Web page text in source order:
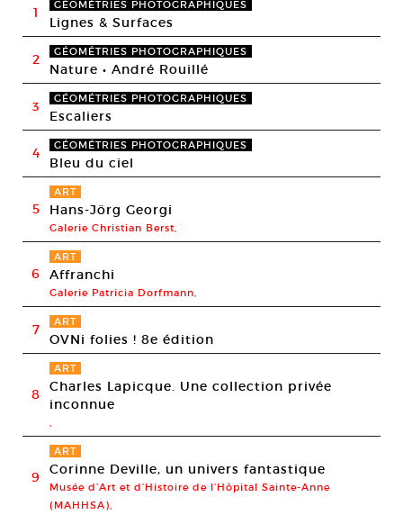
1 GÉOMÉTRIES PHOTOGRAPHIQUES
Lignes & Surfaces
2 GÉOMÉTRIES PHOTOGRAPHIQUES
Nature • André Rouillé
3 GÉOMÉTRIES PHOTOGRAPHIQUES
Escaliers
4 GÉOMÉTRIES PHOTOGRAPHIQUES
Bleu du ciel
5
ART
Hans-Jörg Georgi
Galerie Christian Berst,
6
ART
Affranchi
Galerie Patricia Dorfmann,
7 ART
OVNi folies ! 8e édition
8
ART
Charles Lapicque. Une collection privée
inconnue
,
9
ART
Corinne Deville, un univers fantastique
Musée d’Art et d’Histoire de l’Hôpital Sainte-Anne
(MAHHSA),